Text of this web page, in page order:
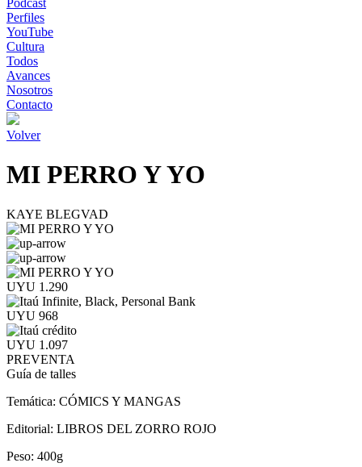
Podcast
Perfiles
YouTube
Cultura
Todos
Avances
Nosotros
Contacto
Volver
MI PERRO Y YO
KAYE BLEGVAD
UYU 1.290
UYU 968
UYU 1.097
PREVENTA
Guía de talles
Temática: CÓMICS Y MANGAS
Editorial: LIBROS DEL ZORRO ROJO
Peso: 400g